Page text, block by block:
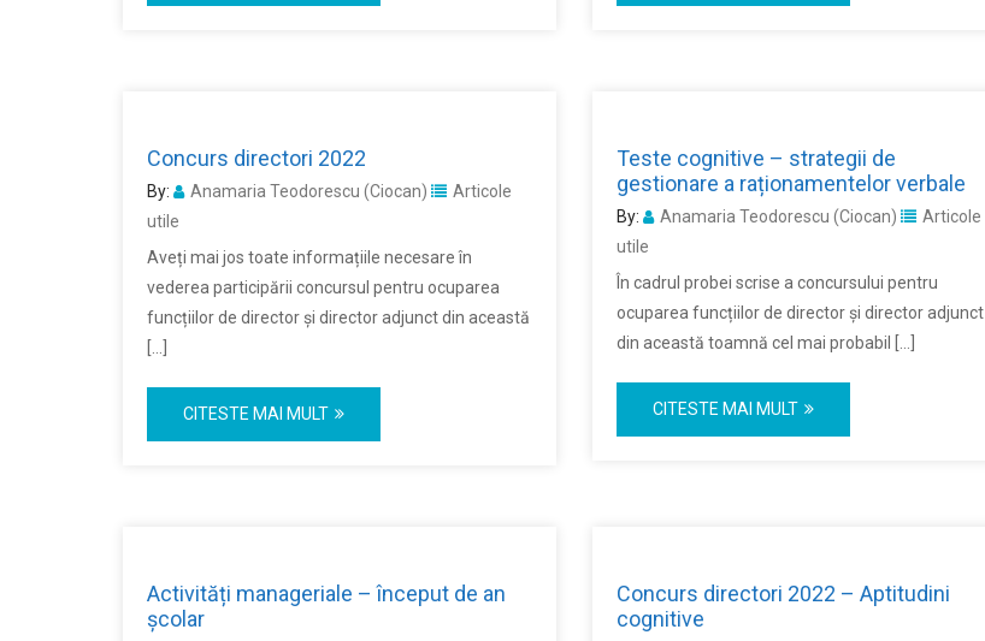
Concurs directori 2022
By: Anamaria Teodorescu (Ciocan)
Articole
utile
Aveți mai jos toate informațiile necesare în
vederea participării concursul pentru ocuparea
funcțiilor de director și director adjunct din această
CITESTE MAI MULT
Teste cognitive – strategii de
gestionare a raționamentelor verbale
By: Anamaria Teodorescu (Ciocan)
Articole
utile
În cadrul probei scrise a concursului pentru
ocuparea funcțiilor de director și director adjunct
din această toamnă cel mai probabil […]
CITESTE MAI MULT
Activități manageriale – început de an
școlar
Concurs directori 2022 – Aptitudini
cognitive